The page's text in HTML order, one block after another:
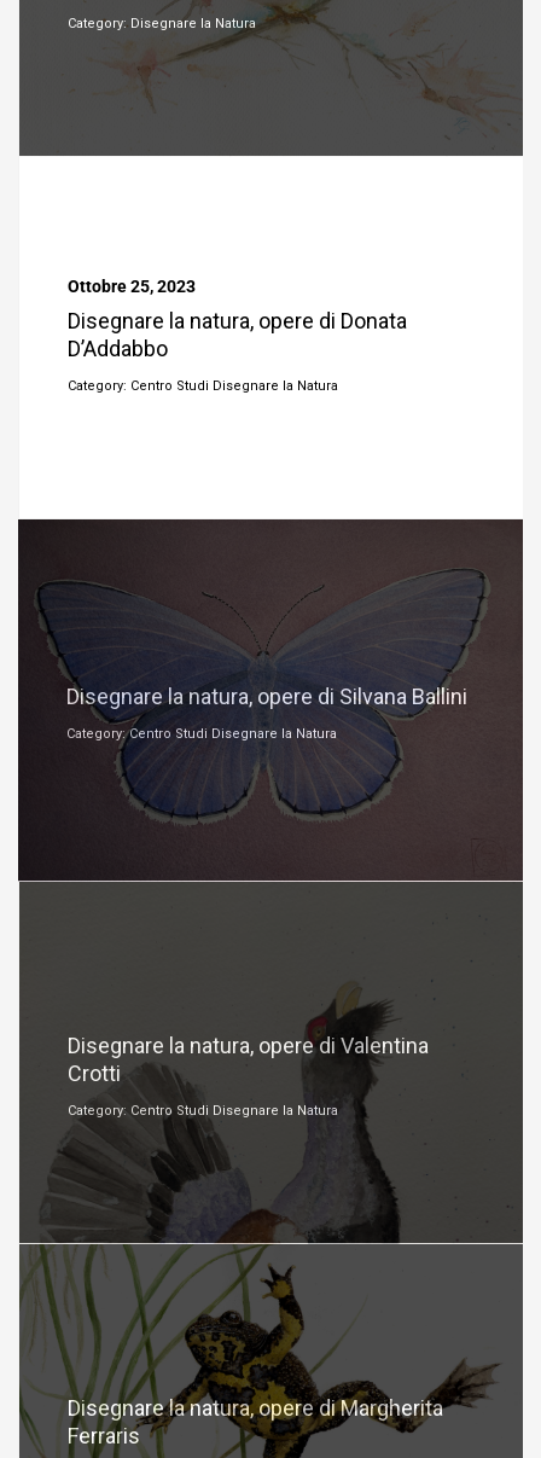
Category: Disegnare la Natura
Ottobre 25, 2023
Disegnare la natura, opere di Donata
D’Addabbo
Category: Centro Studi Disegnare la Natura
Settembre 28, 2023
Disegnare la natura, opere di Silvana Ballini
Category: Centro Studi Disegnare la Natura
Disegnare la natura, opere di Valentina
Crotti
Category: Centro Studi Disegnare la Natura
Settembre 10, 2022
Disegnare la natura, opere di Margherita
Ferraris